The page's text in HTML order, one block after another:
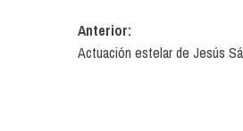
Navegación
de
Anterior:
Actuación estelar de Jesús